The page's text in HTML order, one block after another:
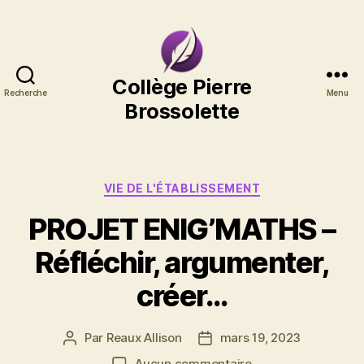
Recherche
Collège
Pierre
Brossolette
Collège Pierre
Brossolette
Menu
Catégories
VIE DE L'ÉTABLISSEMENT
PROJET ENIG’MATHS –
Réfléchir, argumenter,
créer…
Auteur
Par Reaux Allison
Datemars 19, 2023